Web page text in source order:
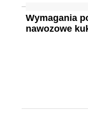
Wymagania
nawozowe